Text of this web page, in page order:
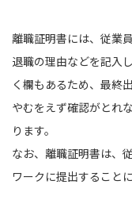
離職証明書には、従業
退職の理由などを記入
く欄もあるため、最終
やむをえず確認がとれ
ります。
なお、離職証明書は、
ワークに提出すること